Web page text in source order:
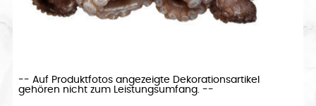
-- Auf Produktfotos angezeigte Dekorationsartikel
gehören nicht zum Leistungsumfang. --